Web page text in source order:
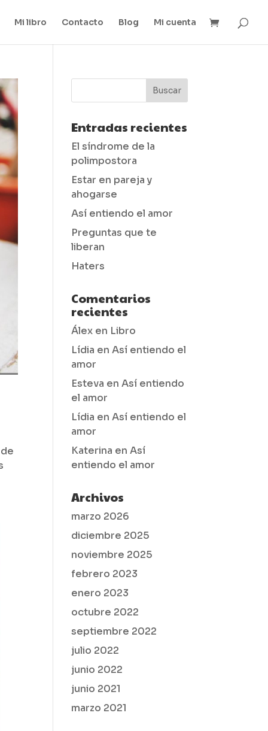
Mi libro Contacto Blog Mi cuenta
Entradas recientes
El síndrome de la
polimpostora
Estar en pareja y
ahogarse
Así entiendo el amor
Preguntas que te
liberan
Haters
Comentarios
recientes
Álex en Libro
Lídia enAsí entiendo el
amor
Esteva enAsí entiendo
el amor
Lídia enAsí entiendo el
amor
Katerina enAsí
entiendo el amor
Archivos
marzo 2026
diciembre 2025
noviembre 2025
febrero 2023
enero 2023
octubre 2022
septiembre 2022
julio 2022
junio 2022
junio 2021
marzo 2021